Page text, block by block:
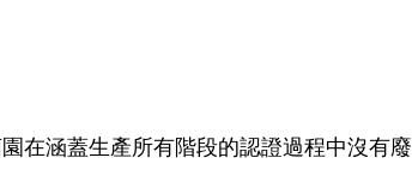
在涵蓋生產所有階段的認證過程中沒有廢